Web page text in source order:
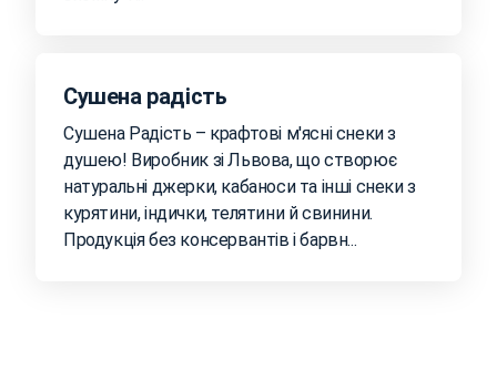
Сушена радість
Сушена Радість – крафтові м'ясні снеки з
душею! Виробник зі Львова, що створює
натуральні джерки, кабаноси та інші снеки з
курятини, індички, телятини й свинини.
Продукція без консервантів і барвн...